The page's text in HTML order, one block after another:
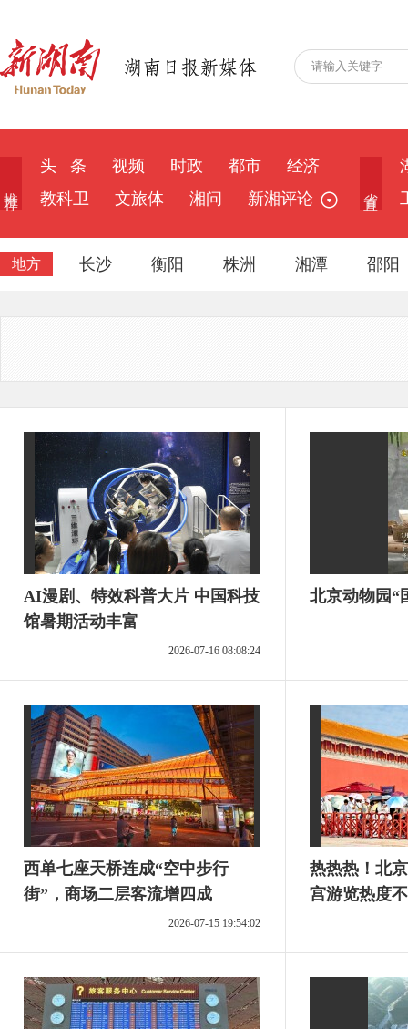
头 条 视频 时政 都市
经济
教科卫
文旅体 湘问 新湘评论
地方 长沙 衡阳 株洲 湘潭 邵阳
AI漫剧、特效科普大片 中国科技
馆暑期活动丰富
2026-07-16 08:08:24
北京动物园“
西单七座天桥连成“空中步行
街”，商场二层客流增四成
2026-07-15 19:54:02
热热热！北
宫游览热度